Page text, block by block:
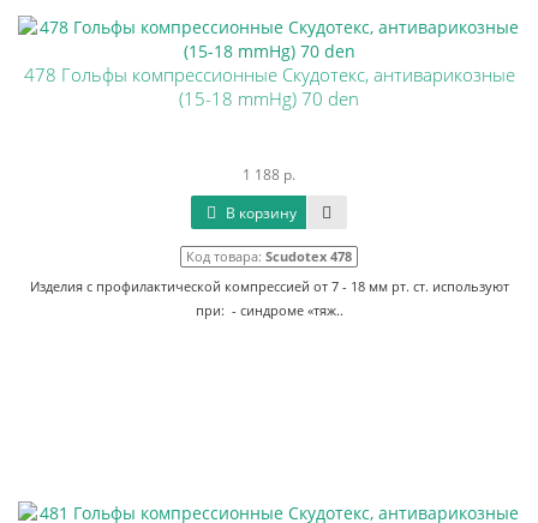
478 Гольфы компрессионные Скудотекс, антиварикозные
(15-18 mmHg) 70 den
1 188 р.
В корзину
Код товара: Scudotex 478
Изделия с профилактической компрессией от 7 - 18 мм рт. ст. используют
при: - синдроме «тяж..